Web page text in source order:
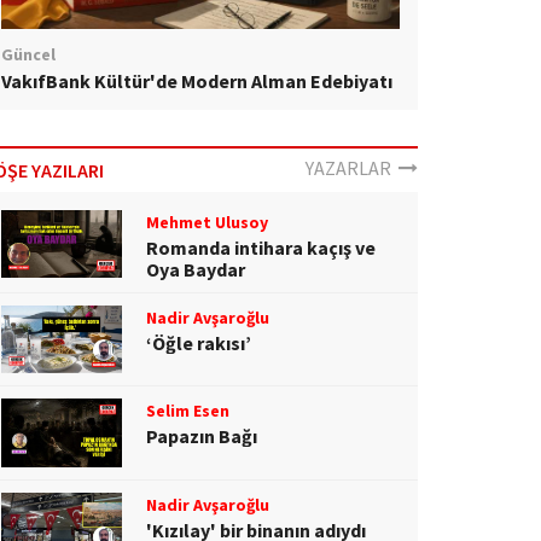
Güncel
VakıfBank Kültür'de Modern Alman Edebiyatı
YAZILARI YAZARLAR
Mehmet Ulusoy
Romanda intihara kaçış ve
Oya Baydar
Nadir Avşaroğlu
‘Öğle rakısı’
Selim Esen
Papazın Bağı
Nadir Avşaroğlu
'Kızılay' bir binanın adıydı